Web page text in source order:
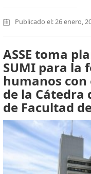
Publicado el: 26 enero,
ASSE toma
SUMI para la
humanos
de la Cátedra
de Facultad